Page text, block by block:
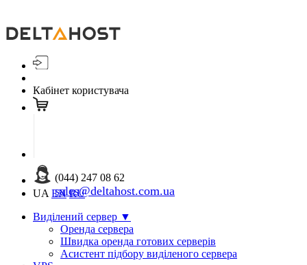
Кабінет користувача
(044) 247 08 62
sales@deltahost.com.ua
UA EN RU
Виділений сервер ▼
Оренда сервера
Швидка оренда готових серверів
Асистент підбору виділеного сервера